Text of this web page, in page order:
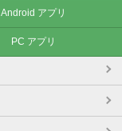
Android アプリ
PC アプリ